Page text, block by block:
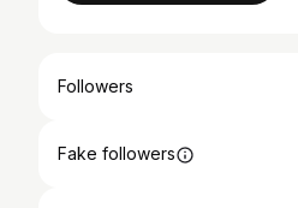
Followers
Fake followers